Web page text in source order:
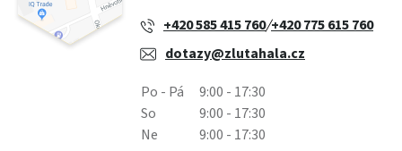
+420 585 415 760/+420 775 615 760
dotazy@zlutahala.cz
Po - Pá
9:00 - 17:30
So
9:00 - 17:30
Ne
9:00 - 17:30